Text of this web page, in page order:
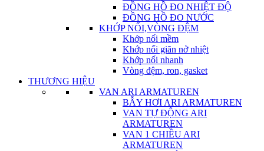
ĐỒNG HỒ ĐO NHIỆT ĐỘ
ĐỒNG HỒ ĐO NƯỚC
KHỚP NỐI,VÒNG ĐỆM
Khớp nối mềm
Khớp nối giãn nở nhiệt
Khớp nối nhanh
Vòng đệm, ron, gasket
THƯƠNG HIỆU
VAN ARI ARMATUREN
BẪY HƠI ARI ARMATUREN
VAN TỰ ĐỘNG ARI
ARMATUREN
VAN 1 CHIỀU ARI
ARMATUREN